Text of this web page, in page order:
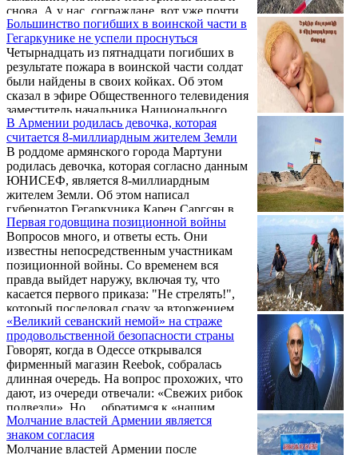
снова. А у нас, сограждане, вот уже почти
пять лет что ни день – жизнь сурка.
Большинство погибших в воинской части в
Гегаркунике не успели проснуться
Четырнадцать из пятнадцати погибших в
результате пожара в воинской части солдат
были найдены в своих койках. Об этом
сказал в эфире Общественного телевидения
заместитель начальника Национального
центра управления кризисами Арсен
Сароян.
В Армении родилась девочка, которая
считается 8-миллиардным жителем Земли
В роддоме армянского города Мартуни
родилась девочка, которая согласно данным
ЮНИСЕФ, является 8-миллиардным
жителем Земли. Об этом написал
губернатор Гегаркуника Карен Саргсян в
своем Facebook-e. "Новорожденная Арпи
весом 2,9 кг и ростом 49 см появилась на
свет в семье Ани Кочарян и Карена
Закаряна - жителей села Цовинар
Гегаркуникской области. Девочка
совершенно здорова", - отметил губернатор.
Первая годовщина позиционной войны
Вопросов много, и ответы есть. Они
известны непосредственным участникам
позиционной войны. Со временем вся
правда выйдет наружу, включая ту, что
касается первого приказа: "Не стрелять!",
который последовал сразу за вторжением
азербайджанцев в окрестности Черного
озера. Тогда министром обороны был
Вагаршак Арутюнян, при нем Пашинян
произнес свою знаменитую фразу о том, что
он не готов воевать за 30% Черного озера.
Спустя считанные месяцы после этой фразы
противник уже стрелял на расстоянии 60
км. ...
«Великий севанский немой» на страже
продовольственной безопасности страны
Говорят, когда в Одессе открывался
фирменный магазин Reebok, собралась
длинная очередь. На вопрос прохожих, что
дают, из очереди отвечали: «Свежих рибок
подвезли». Но… обратимся к «нашим
баранам», то бишь «рибкам», то бишь
инфляции…
Молчание властей Армении является
знаком согласия
Молчание властей Армении после